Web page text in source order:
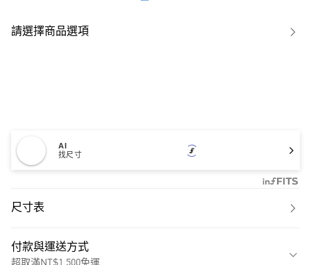
請選擇商品選項
AI
找尺寸
尺寸表
付款與運送方式
超取滿NT$1,500免運